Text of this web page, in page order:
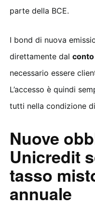
parte della BCE.
I bond di nuova
direttamente dal
necessario essere
L’accesso è quindi
tutti nella condizione
Nuove
Unicredit
tasso
annuale